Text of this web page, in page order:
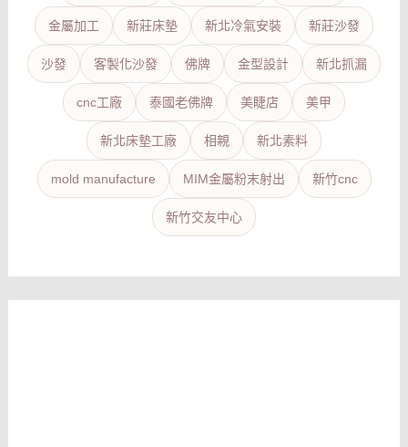
金屬加工 新莊床墊 新北冷氣安裝 新莊沙發
沙發 客製化沙發 佛牌 金型設計 新北抓漏
cnc工廠 泰國老佛牌 美睫店 美甲
新北床墊工廠 相親 新北素料
mold manufacture MIM金屬粉末射出 新竹cnc
新竹交友中心